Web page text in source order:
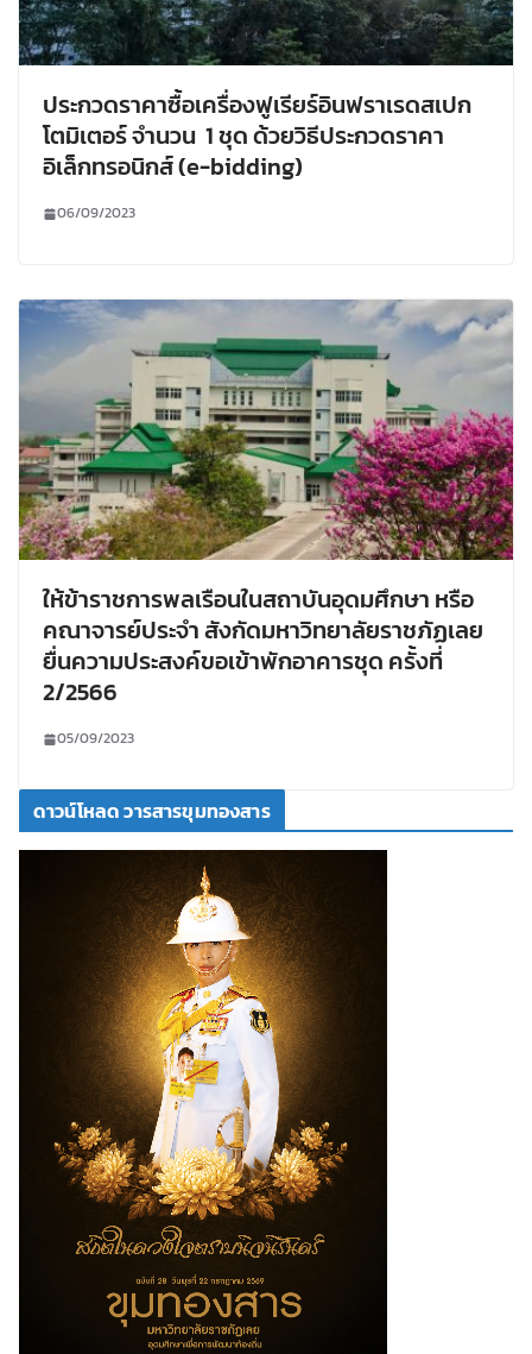
ประกวดราคาซื้อเครื่องฟูเรียร์อินฟราเรดสเปก
โตมิเตอร์ จำนวน 1 ชุด ด้วยวิธีประกวดราคา
อิเล็กทรอนิกส์ (e-bidding)
06/09/2023
ให้ข้าราชการพลเรือนในสถาบันอุดมศึกษา หรือ
คณาจารย์ประจำ สังกัดมหาวิทยาลัยราชภัฏเลย
ยื่นความประสงค์ขอเข้าพักอาคารชุด ครั้งที่
2/2566
05/09/2023
ดาวน์โหลด วารสารขุมทองสาร